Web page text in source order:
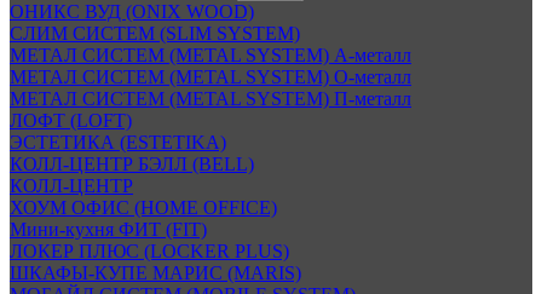
ОНИКС ВУД (ONIX WOOD)
СЛИМ СИСТЕМ (SLIM SYSTEM)
МЕТАЛ СИСТЕМ (METAL SYSTEM) А-металл
МЕТАЛ СИСТЕМ (METAL SYSTEM) О-металл
МЕТАЛ СИСТЕМ (METAL SYSTEM) П-металл
ЛОФТ (LOFT)
ЭСТЕТИКА (ESTETIKA)
КОЛЛ-ЦЕНТР БЭЛЛ (BELL)
КОЛЛ-ЦЕНТР
ХОУМ ОФИС (HOME OFFICE)
Мини-кухня ФИТ (FIT)
ЛОКЕР ПЛЮС (LOCKER PLUS)
ШКАФЫ-КУПЕ МАРИС (MARIS)